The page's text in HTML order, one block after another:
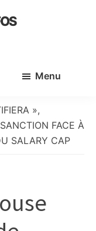
Menu
»,
FACE À
SALARY CAP